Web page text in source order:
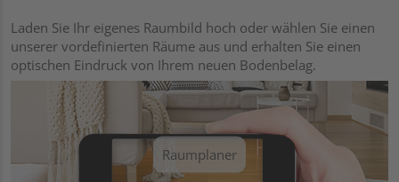
Laden Sie Ihr eigenes Raumbild hoch oder wählen Sie einen
unserer vordefinierten Räume aus und erhalten Sie einen
optischen Eindruck von Ihrem neuen Bodenbelag.
Raumplaner